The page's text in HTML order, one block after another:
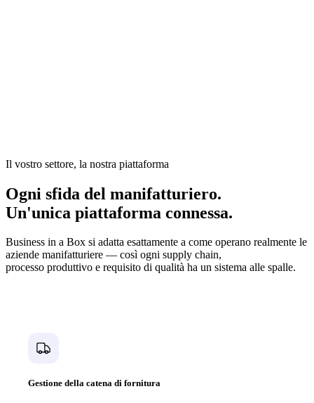
Il vostro settore, la nostra piattaforma
Ogni sfida del manifatturiero.
Un'unica piattaforma connessa.
Business in a Box si adatta esattamente a come operano realmente le
aziende manifatturiere — così ogni supply chain,
processo produttivo e requisito di qualità ha un sistema alle spalle.
Gestione della catena di fornitura